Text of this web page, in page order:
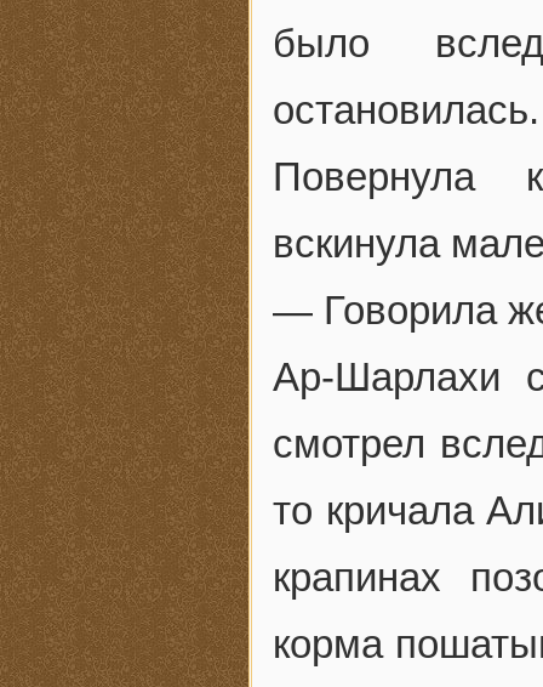
было
Повернула
вскинула
— Говорила
Ар-Шарлахи
смотрел
то кричала
крапинах
корма